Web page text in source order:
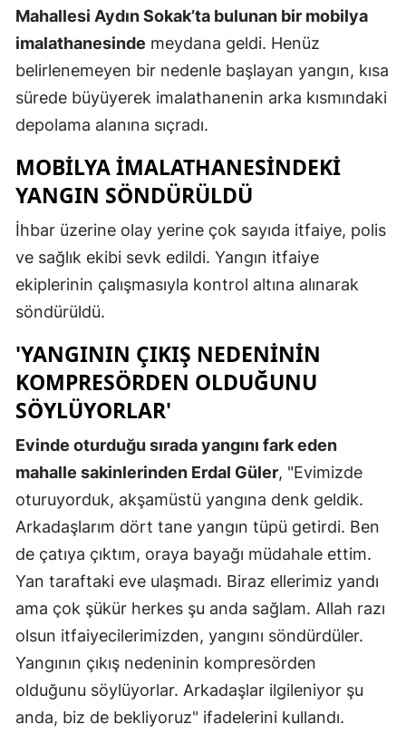
Erzincan
Erzurum
Eskişehir
Giresun
Hatay
Kars
Kastamonu
Kayseri
Kırklareli
Konya
Mahallesi Aydın Sokak’ta bulunan bir mobilya
imalathanesinde meydana geldi. Henüz
belirlenemeyen bir nedenle başlayan yangın, kısa
sürede büyüyerek imalathanenin arka kısmındaki
depolama alanına sıçradı.
MOBİLYA İMALATHANESİNDEKİ
YANGIN SÖNDÜRÜLDÜ
İhbar üzerine olay yerine çok sayıda itfaiye, polis
ve sağlık ekibi sevk edildi. Yangın itfaiye
ekiplerinin çalışmasıyla kontrol altına alınarak
söndürüldü.
'YANGININ ÇIKIŞ NEDENININ
KOMPRESÖRDEN OLDUĞUNU
SÖYLÜYORLAR'
Evinde oturduğu sırada yangını fark eden
mahalle sakinlerinden Erdal Güler, "Evimizde
oturuyorduk, akşamüstü yangına denk geldik.
Arkadaşlarım dört tane yangın tüpü getirdi. Ben
de çatıya çıktım, oraya bayağı müdahale ettim.
Yan taraftaki eve ulaşmadı. Biraz ellerimiz yandı
ama çok şükür herkes şu anda sağlam. Allah razı
olsun itfaiyecilerimizden, yangını söndürdüler.
Yangının çıkış nedeninin kompresörden
olduğunu söylüyorlar. Arkadaşlar ilgileniyor şu
anda, biz de bekliyoruz" ifadelerini kullandı.